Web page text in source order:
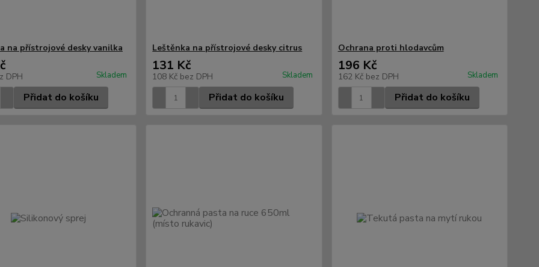
na přístrojové desky vanilka
DPH Skladem
Přidat do košíku
Leštěnka na přístrojové desky citrus
131 Kč
108 Kč bez DPH Skladem
Přidat do košíku
Ochrana proti hlodavcům
196 Kč
162 Kč bez DPH Skladem
Přidat do košíku